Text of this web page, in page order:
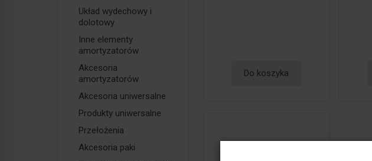
Do koszyka
Układ wydechowy i
dolotowy
Inne elementy
amortyzatorów
Akcesoria
amortyzatorów
Akcesoria uniwersalne
Produkty uniwersalne
Przełożenia
Akcesoria paki